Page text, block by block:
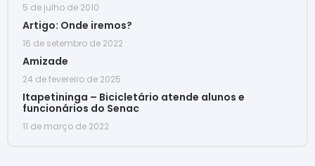
5 de julho de 2010
Artigo: Onde iremos?
16 de setembro de 2022
Amizade
24 de fevereiro de 2025
Itapetininga – Bicicletário atende alunos e
funcionários do Senac
11 de março de 2022